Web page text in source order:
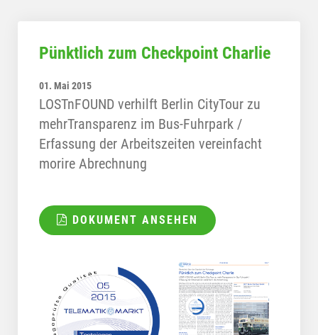
Pünktlich zum Checkpoint Charlie
01. Mai 2015
LOSTnFOUND verhilft Berlin CityTour zu
mehrTransparenz im Bus-Fuhrpark /
Erfassung der Arbeitszeiten vereinfacht
morire Abrechnung
DOKUMENT ANSEHEN